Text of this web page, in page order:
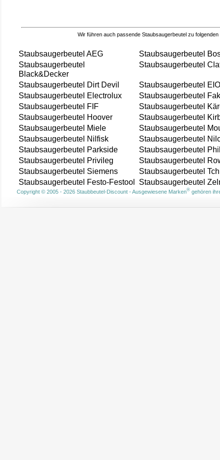
Wir führen auch passende Staubsaugerbeutel zu folgenden
Staubsaugerbeutel AEG
Staubsaugerbeutel
Staubsaugerbeutel
Black&Decker
Staubsaugerbeutel
Staubsaugerbeutel Dirt Devil
Staubsaugerbeutel
Staubsaugerbeutel Electrolux
Staubsaugerbeutel
Staubsaugerbeutel FIF
Staubsaugerbeutel
Staubsaugerbeutel Hoover
Staubsaugerbeutel
Staubsaugerbeutel Miele
Staubsaugerbeutel
Staubsaugerbeutel Nilfisk
Staubsaugerbeutel
Staubsaugerbeutel Parkside
Staubsaugerbeutel
Staubsaugerbeutel Privileg
Staubsaugerbeutel
Staubsaugerbeutel Siemens
Staubsaugerbeutel
Staubsaugerbeutel Festo-Festool
Staubsaugerbeutel
Copyright © 2005 - 2026 Staubbeutel-Discount - Ausgewiesene Marken®gehören